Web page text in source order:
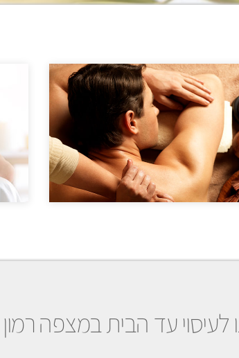
לעיסוי עד הבית במצפה רמון